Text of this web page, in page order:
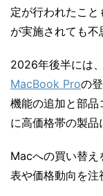
定が行われたこ
が実施されても不
2026年後半には、
MacBook Proの
機能の追加と部品
に高価格帯の製品
Macへの買い替
表や価格動向を注